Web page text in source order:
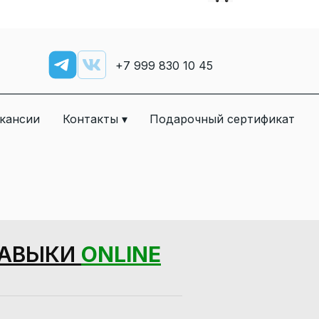
+7 999 830 10 45
Контакты ▾ Подарочный сертификат
ONLINE